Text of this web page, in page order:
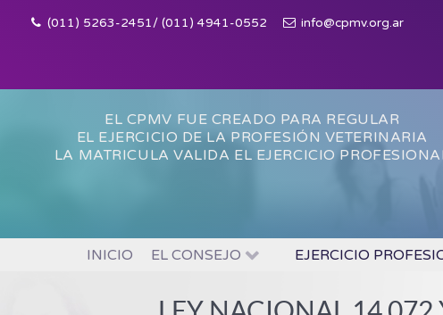
(011) 5263-2451/ (011) 4941-0552 info@cpmv.org.ar
EL CPMV FUE CREADO PARA REGULAR
EL EJERCICIO DE LA PROFESIÓN VETERINARIA
LA MATRICULA VALIDA EL EJERCICIO
INICIO EL CONSEJO EJERCICIO